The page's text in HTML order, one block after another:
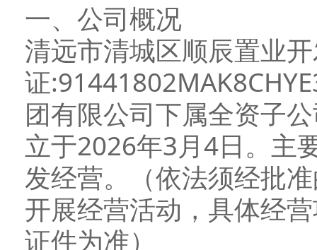
一、公司概况
清远市清城区顺辰置业
证
团有限公司下属全资子
立于2026年3月4日。主
发经营。（依法须经批
开展经营活动，具体经
证件为准）